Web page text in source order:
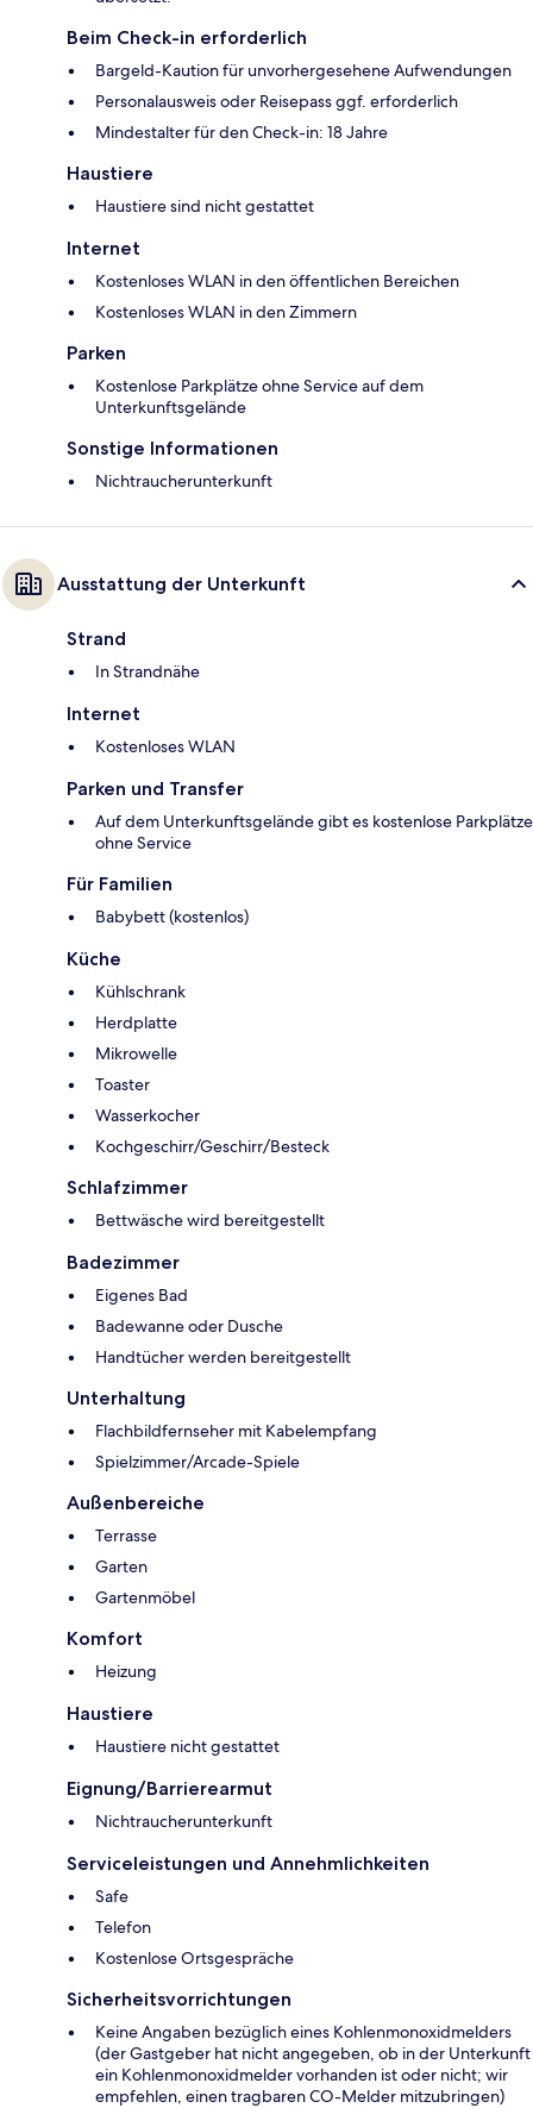
Beim Check-in erforderlich
Bargeld-Kaution für unvorhergesehene Aufwendungen
Personalausweis oder Reisepass ggf. erforderlich
Mindestalter für den Check-in: 18 Jahre
Haustiere
Haustiere sind nicht gestattet
Internet
Kostenloses WLAN in den öffentlichen Bereichen
Kostenloses WLAN in den Zimmern
Parken
Kostenlose Parkplätze ohne Service auf dem
Unterkunftsgelände
Sonstige Informationen
Nichtraucherunterkunft
Ausstattung der Unterkunft
Strand
In Strandnähe
Internet
Kostenloses WLAN
Parken und Transfer
Auf dem Unterkunftsgelände gibt es kostenlose Parkplätze
ohne Service
Für Familien
Babybett (kostenlos)
Küche
Kühlschrank
Herdplatte
Mikrowelle
Toaster
Wasserkocher
Kochgeschirr/Geschirr/Besteck
Schlafzimmer
Bettwäsche wird bereitgestellt
Badezimmer
Eigenes Bad
Badewanne oder Dusche
Handtücher werden bereitgestellt
Unterhaltung
Flachbildfernseher mit Kabelempfang
Spielzimmer/Arcade-Spiele
Außenbereiche
Terrasse
Garten
Gartenmöbel
Komfort
Heizung
Haustiere
Haustiere nicht gestattet
Eignung/Barrierearmut
Nichtraucherunterkunft
Serviceleistungen und Annehmlichkeiten
Safe
Telefon
Kostenlose Ortsgespräche
Sicherheitsvorrichtungen
Keine Angaben bezüglich eines Kohlenmonoxidmelders
(der Gastgeber hat nicht angegeben, ob in der Unterkunft
ein Kohlenmonoxidmelder vorhanden ist oder nicht; wir
empfehlen, einen tragbaren CO-Melder mitzubringen)